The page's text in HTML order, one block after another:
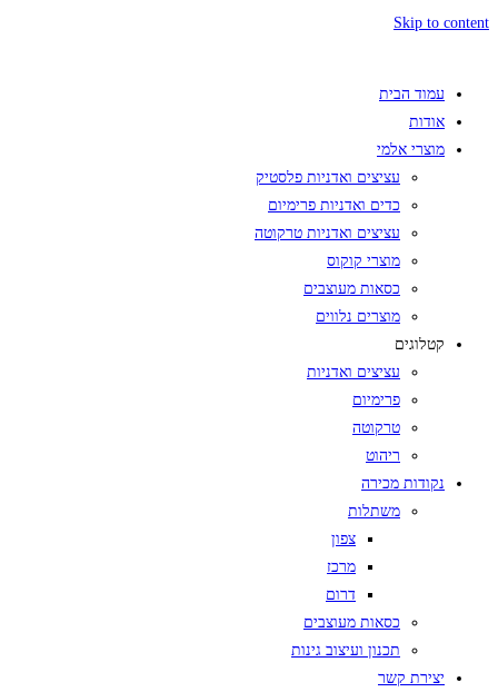
Skip to content
עמוד הבית
אודות
מוצרי אלמי
עציצים ואדניות פלסטיק
כדים ואדניות פרימיום
עציצים ואדניות טרקוטה
מוצרי קוקוס
כסאות מעוצבים
מוצרים נלווים
קטלוגים
עציצים ואדניות
פרימיום
טרקוטה
ריהוט
נקודות מכירה
משתלות
צפון
מרכז
דרום
כסאות מעוצבים
תכנון ועיצוב גינות
יצירת קשר